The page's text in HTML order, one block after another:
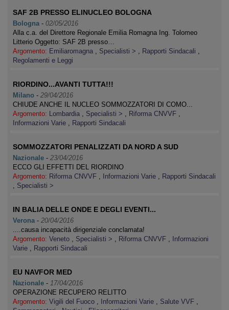
SAF 2B PRESSO ELINUCLEO BOLOGNA
Bologna - 02/05/2016
Alla c.a. del Direttore Regionale Emilia Romagna Ing. Tolomeo
Litterio Oggetto: SAF 2B presso…
Argomento: Emiliaromagna , Specialisti > , Rapporti Sindacali ,
Regolamenti e Leggi
RIORDINO...AVANTI TUTTA!!!
Milano - 29/04/2016
CHIUDE ANCHE IL NUCLEO SOMMOZZATORI DI COMO...
Argomento: Lombardia , Specialisti > , Riforma CNVVF ,
Informazioni Varie , Rapporti Sindacali
SOMMOZZATORI PENALIZZATI DA NORD A SUD
Nazionale - 23/04/2016
ECCO GLI EFFETTI DEL RIORDINO
Argomento: Riforma CNVVF , Informazioni Varie , Rapporti Sindacali
, Specialisti >
IN BALIA DELLE ONDE E DEGLI EVENTI...
Verona - 20/04/2016
....causa incapacità dirigenziale conclamata!
Argomento: Veneto , Specialisti > , Riforma CNVVF ,
Informazioni
Varie , Rapporti Sindacali
EU NAVFOR MED
Nazionale - 17/04/2016
OPERAZIONE RECUPERO RELITTO
Argomento: Vigili del Fuoco , Informazioni Varie , Salute VVF ,